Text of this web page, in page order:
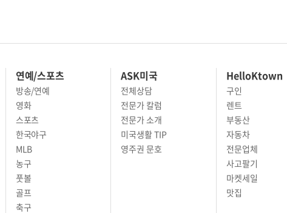
연예/스포츠
방송/연예
영화
스포츠
한국야구
MLB
농구
풋볼
골프
축구
ASK미국
전체상담
전문가 칼럼
전문가 소개
미국생활 TIP
영주권 문호
HelloKtown
구인
렌트
부동산
자동차
전문업체
사고팔기
마켓세일
맛집